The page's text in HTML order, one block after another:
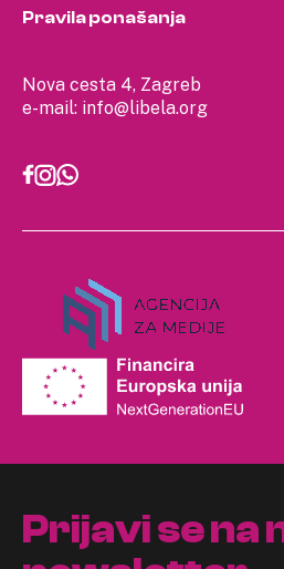
Nova cesta 4, Zagreb
e-mail: info@libela.org
Pravila ponašanja
Prijavi se na